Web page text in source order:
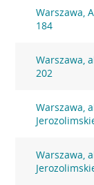
Warszawa,
184
Warszawa,
202
Warszawa,
Warszawa,